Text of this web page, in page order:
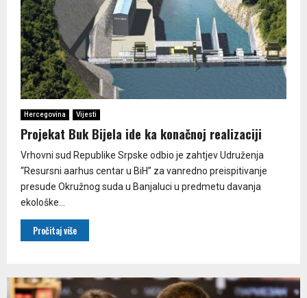
Hercegovina Vijesti
Projekat Buk Bijela ide ka konačnoj realizaciji
Vrhovni sud Republike Srpske odbio je zahtjev Udruženja
“Resursni aarhus centar u BiH” za vanredno preispitivanje
presude Okružnog suda u Banjaluci u predmetu davanja
ekološke...
Pročitaj više